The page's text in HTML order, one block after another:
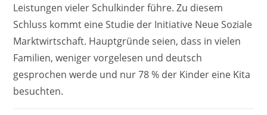
Leistungen vieler Schulkinder führe. Zu diesem
Schluss kommt eine Studie der Initiative Neue Soziale
Marktwirtschaft. Hauptgründe seien, dass in vielen
Familien, weniger vorgelesen und deutsch
gesprochen werde und nur 78 % der Kinder eine Kita
besuchten.